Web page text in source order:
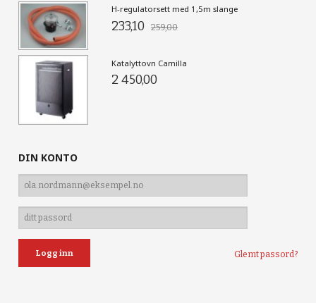
H-regulatorsett med 1,5m slange
233,10 259,00
Katalyttovn Camilla
2 450,00
DIN KONTO
Glemt passord?